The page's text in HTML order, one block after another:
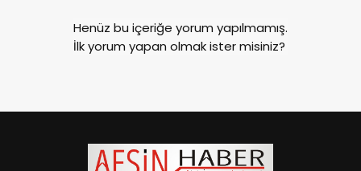
Henüz bu içeriğe yorum yapılmamış.
İlk yorum yapan olmak ister misiniz?